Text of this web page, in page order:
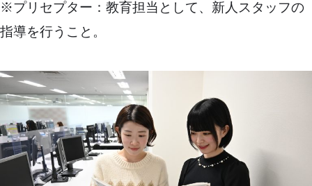
※プリセプター：教育担当として、新人スタッフの
指導を行うこと。